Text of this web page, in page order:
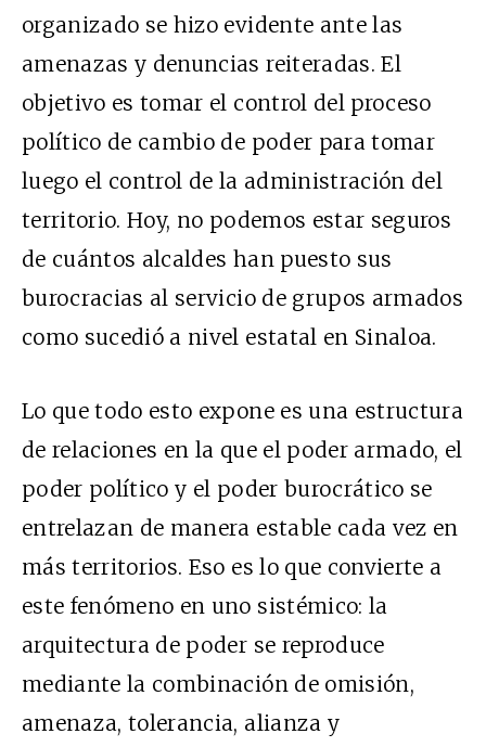
organizado se hizo evidente ante las
amenazas y denuncias reiteradas. El
objetivo es tomar el control del proceso
político de cambio de poder para tomar
luego el control de la administración del
territorio. Hoy, no podemos estar seguros
de cuántos alcaldes han puesto sus
burocracias al servicio de grupos armados
como sucedió a nivel estatal en Sinaloa.
Lo que todo esto expone es una estructura
de relaciones en la que el poder armado, el
poder político y el poder burocrático se
entrelazan de manera estable cada vez en
más territorios. Eso es lo que convierte a
este fenómeno en uno sistémico: la
arquitectura de poder se reproduce
mediante la combinación de omisión,
amenaza, tolerancia, alianza y